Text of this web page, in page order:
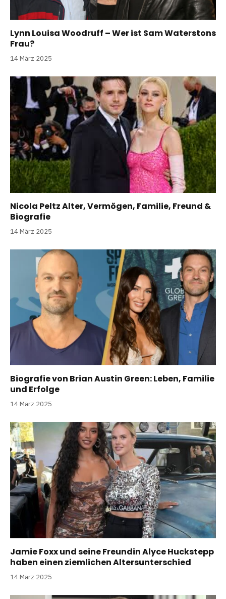
Lynn Louisa Woodruff – Wer ist Sam Waterstons
Frau?
14 März 2025
Nicola Peltz Alter, Vermögen, Familie, Freund &
Biografie
14 März 2025
Biografie von Brian Austin Green: Leben, Familie
und Erfolge
14 März 2025
Jamie Foxx und seine Freundin Alyce Huckstepp
haben einen ziemlichen Altersunterschied
14 März 2025